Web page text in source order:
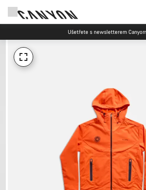
Ušetřete s newsletterem Canyon